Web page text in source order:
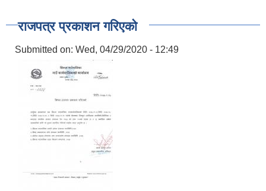
राजपत्र प्रकाशन गरिएकाे
Submitted on: Wed, 04/29/2020 - 12:49